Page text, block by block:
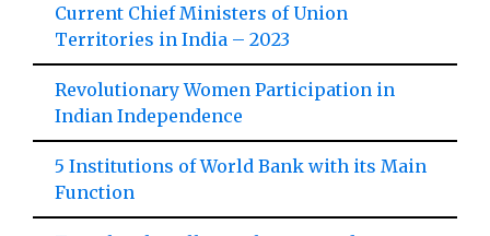
Current Chief Ministers of Union
Territories in India – 2023
Revolutionary Women Participation in
Indian Independence
5 Institutions of World Bank with its Main
Function